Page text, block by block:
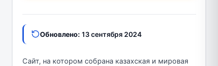
Обновлено: 13 сентября 2024
Сайт, на котором собрана казахская и мировая